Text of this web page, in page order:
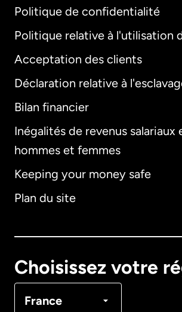
Politique de confidentialité
Politique relative à l'utilisation
Acceptation des clients
Déclaration relative à
Bilan financier
Inégalités de revenus salariaux
hommes et femmes
Keeping your money safe
Plan du site
Choisissez votre
France
International
Allemagne
Français